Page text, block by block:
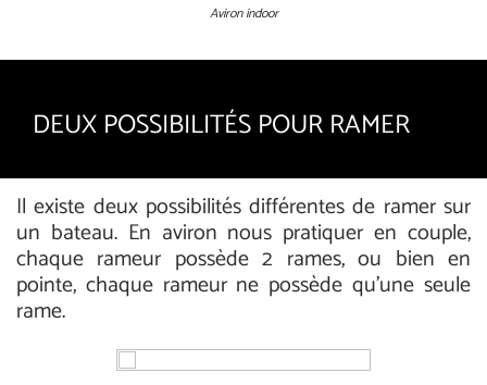
Aviron indoor
DEUX POSSIBILITÉS POUR RAMER
Il existe deux possibilités différentes de ramer sur
un bateau. En aviron nous pratiquer en couple,
chaque rameur possède 2 rames, ou bien en
pointe, chaque rameur ne possède qu'une seule
rame.